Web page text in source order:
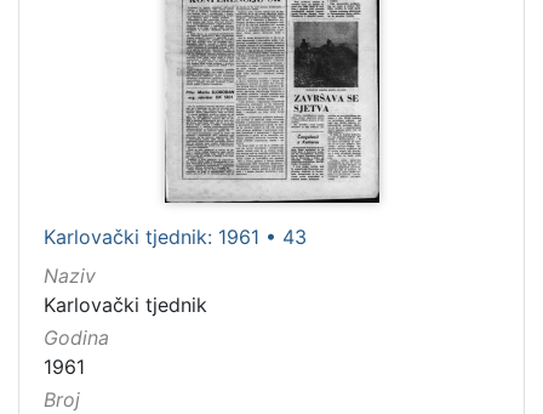
Karlovački tjednik: 1961 • 43
Naziv
Karlovački tjednik
Godina
1961
Broj